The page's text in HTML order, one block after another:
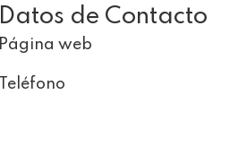
Datos de Contacto
Página web
Teléfono